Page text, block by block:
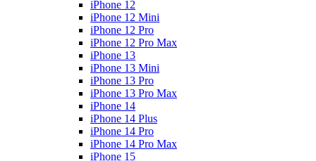
iPhone 12
iPhone 12 Mini
iPhone 12 Pro
iPhone 12 Pro Max
iPhone 13
iPhone 13 Mini
iPhone 13 Pro
iPhone 13 Pro Max
iPhone 14
iPhone 14 Plus
iPhone 14 Pro
iPhone 14 Pro Max
iPhone 15